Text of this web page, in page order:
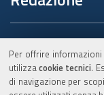
Per offrire
utilizzacookie tecnici.
di navigazione per
Informazioni sul
e contatti